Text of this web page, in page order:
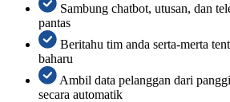
Sambung chatbot, utusan, dan
pantas
Beritahu tim anda serta-merta
baharu
Ambil data pelanggan dari
secara automatik